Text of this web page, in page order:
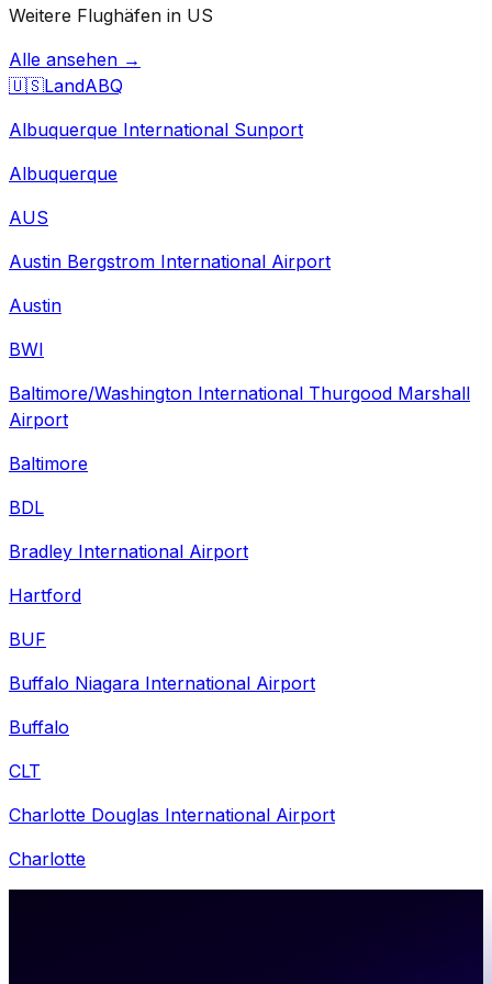
Weitere Flughäfen in US
Alle ansehen →
🇺🇸LandABQ
Albuquerque International Sunport
Albuquerque
AUS
Austin Bergstrom International Airport
Austin
BWI
Baltimore/Washington International Thurgood Marshall
Airport
Baltimore
BDL
Bradley International Airport
Hartford
BUF
Buffalo Niagara International Airport
Buffalo
CLT
Charlotte Douglas International Airport
Charlotte